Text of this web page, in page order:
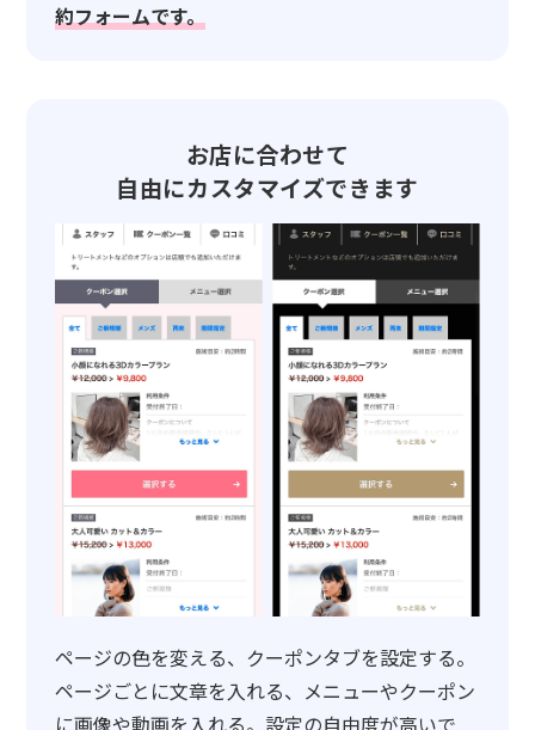
約フォームです。
お店に合わせて
自由にカスタマイズできます
ページの色を変える、クーポンタブを設定する。
ページごとに文章を入れる、メニューやクーポン
に画像や動画を入れる。設定の自由度が高いで